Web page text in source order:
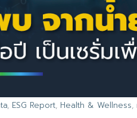
, ESG Report, Health & Wellness,